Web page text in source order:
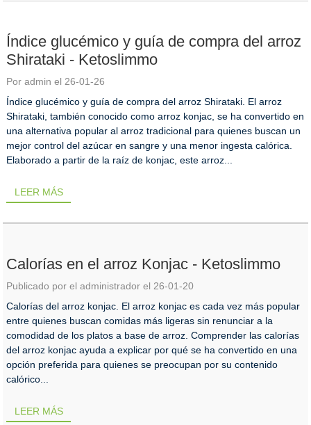
Índice glucémico y guía de compra del arroz
Shirataki - Ketoslimmo
Por admin el 26-01-26
Índice glucémico y guía de compra del arroz Shirataki. El arroz
Shirataki, también conocido como arroz konjac, se ha convertido en
una alternativa popular al arroz tradicional para quienes buscan un
mejor control del azúcar en sangre y una menor ingesta calórica.
Elaborado a partir de la raíz de konjac, este arroz...
LEER MÁS
Calorías en el arroz Konjac - Ketoslimmo
Publicado por el administrador el 26-01-20
Calorías del arroz konjac. El arroz konjac es cada vez más popular
entre quienes buscan comidas más ligeras sin renunciar a la
comodidad de los platos a base de arroz. Comprender las calorías
del arroz konjac ayuda a explicar por qué se ha convertido en una
opción preferida para quienes se preocupan por su contenido
calórico...
LEER MÁS